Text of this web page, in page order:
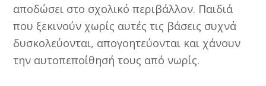
αποδώσει στο σχολικό περιβάλλον. Παιδιά
που ξεκινούν χωρίς αυτές τις βάσεις συχνά
δυσκολεύονται, απογοητεύονται και χάνουν
την αυτοπεποίθησή τους από νωρίς.